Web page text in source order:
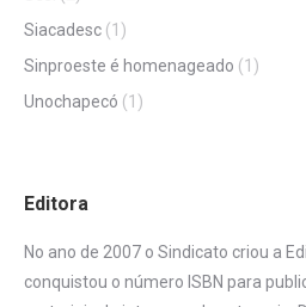
Siacadesc (1)
Sinproeste é homenageado (1)
Unochapecó (1)
Editora
No ano de 2007 o Sindicato criou a
conquistou o número ISBN para